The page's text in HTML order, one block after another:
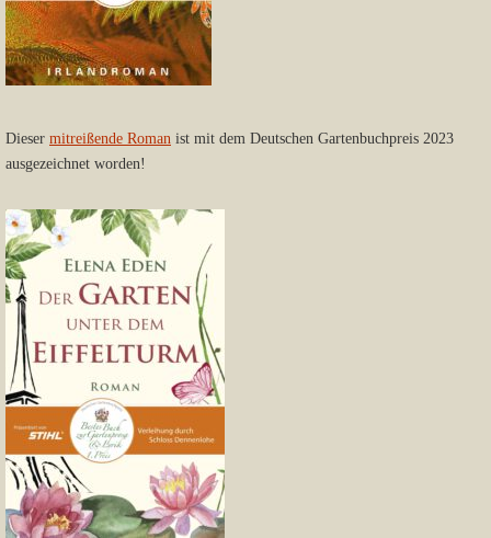
Dieser mitreißende Roman ist mit dem Deutschen Gartenbuchpreis 2023
ausgezeichnet worden!